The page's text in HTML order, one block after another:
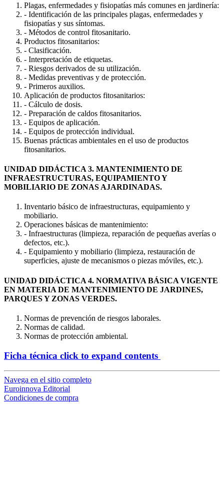
Plagas, enfermedades y fisiopatías más comunes en jardinería:
- Identificación de las principales plagas, enfermedades y
fisiopatías y sus síntomas.
- Métodos de control fitosanitario.
Productos fitosanitarios:
- Clasificación.
- Interpretación de etiquetas.
- Riesgos derivados de su utilización.
- Medidas preventivas y de protección.
- Primeros auxilios.
Aplicación de productos fitosanitarios:
- Cálculo de dosis.
- Preparación de caldos fitosanitarios.
- Equipos de aplicación.
- Equipos de protección individual.
Buenas prácticas ambientales en el uso de productos
fitosanitarios.
UNIDAD DIDÁCTICA 3. MANTENIMIENTO DE
INFRAESTRUCTURAS, EQUIPAMIENTO Y
MOBILIARIO DE ZONAS AJARDINADAS.
Inventario básico de infraestructuras, equipamiento y
mobiliario.
Operaciones básicas de mantenimiento:
- Infraestructuras (limpieza, reparación de pequeñas averías o
defectos, etc.).
- Equipamiento y mobiliario (limpieza, restauración de
superficies, ajuste de mecanismos o piezas móviles, etc.).
UNIDAD DIDÁCTICA 4. NORMATIVA BÁSICA VIGENTE
EN MATERIA DE MANTENIMIENTO DE JARDINES,
PARQUES Y ZONAS VERDES.
Normas de prevención de riesgos laborales.
Normas de calidad.
Normas de protección ambiental.
Ficha técnica click to expand contents
Navega en el sitio completo
Euroinnova Editorial
Condiciones de compra